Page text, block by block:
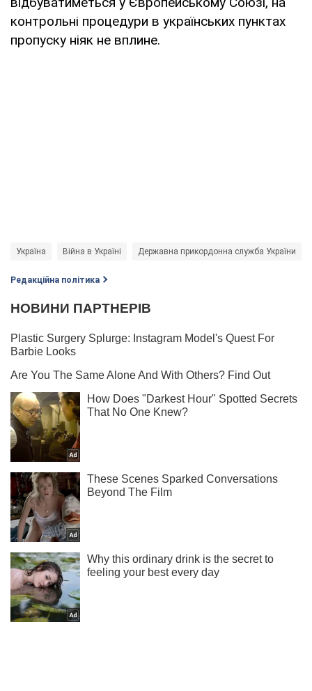
контрольні процедури в українських пунктах
пропуску ніяк не вплине.
Україна Війна в Україні Державна прикордонна служба України
Редакційна політика